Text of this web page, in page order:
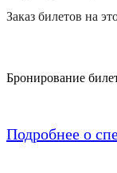
Заказ билетов на
Бронирование
Подробнее о